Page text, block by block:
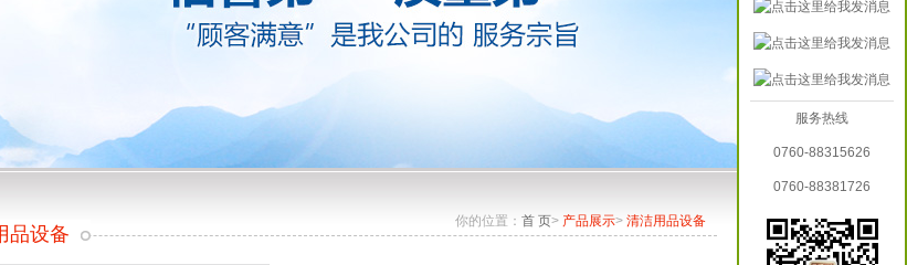
你的位置： 首 页> 产品展示> 清洁用品设备
品设备
服务热线
0760-88315626
0760-88381726